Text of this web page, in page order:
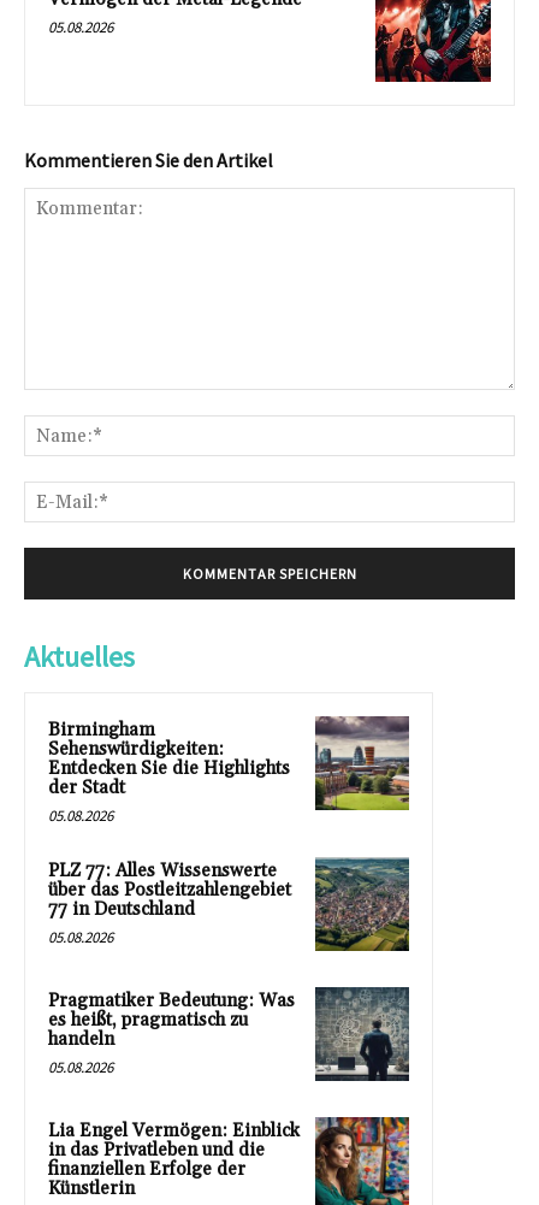
05.08.2026
Kommentieren Sie den Artikel
Aktuelles
Birmingham
Sehenswürdigkeiten:
Entdecken Sie die Highlights
der Stadt
05.08.2026
PLZ 77: Alles Wissenswerte
über das Postleitzahlengebiet
77 in Deutschland
05.08.2026
Pragmatiker Bedeutung: Was
es heißt, pragmatisch zu
handeln
05.08.2026
Lia Engel Vermögen: Einblick
in das Privatleben und die
finanziellen Erfolge der
Künstlerin